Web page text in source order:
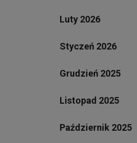
Luty 2026
Styczeń 2026
Grudzień 2025
Listopad 2025
Październik 2025